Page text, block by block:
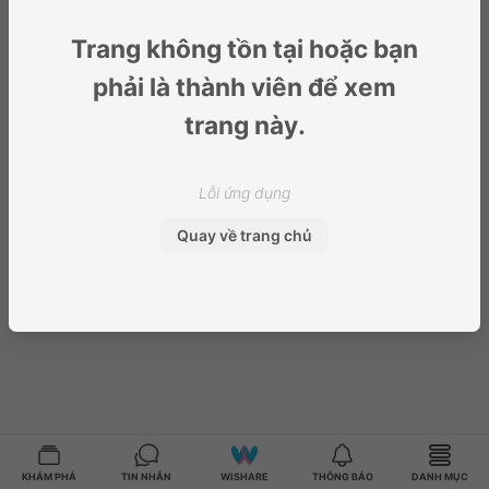
KHÁM PHÁ TIN NHẮN WISHARE THÔNG BÁO DANH MỤC
Trang không tồn tại hoặc bạn
phải là thành viên để xem
trang này.
Lỗi ứng dụng
Quay về trang chủ